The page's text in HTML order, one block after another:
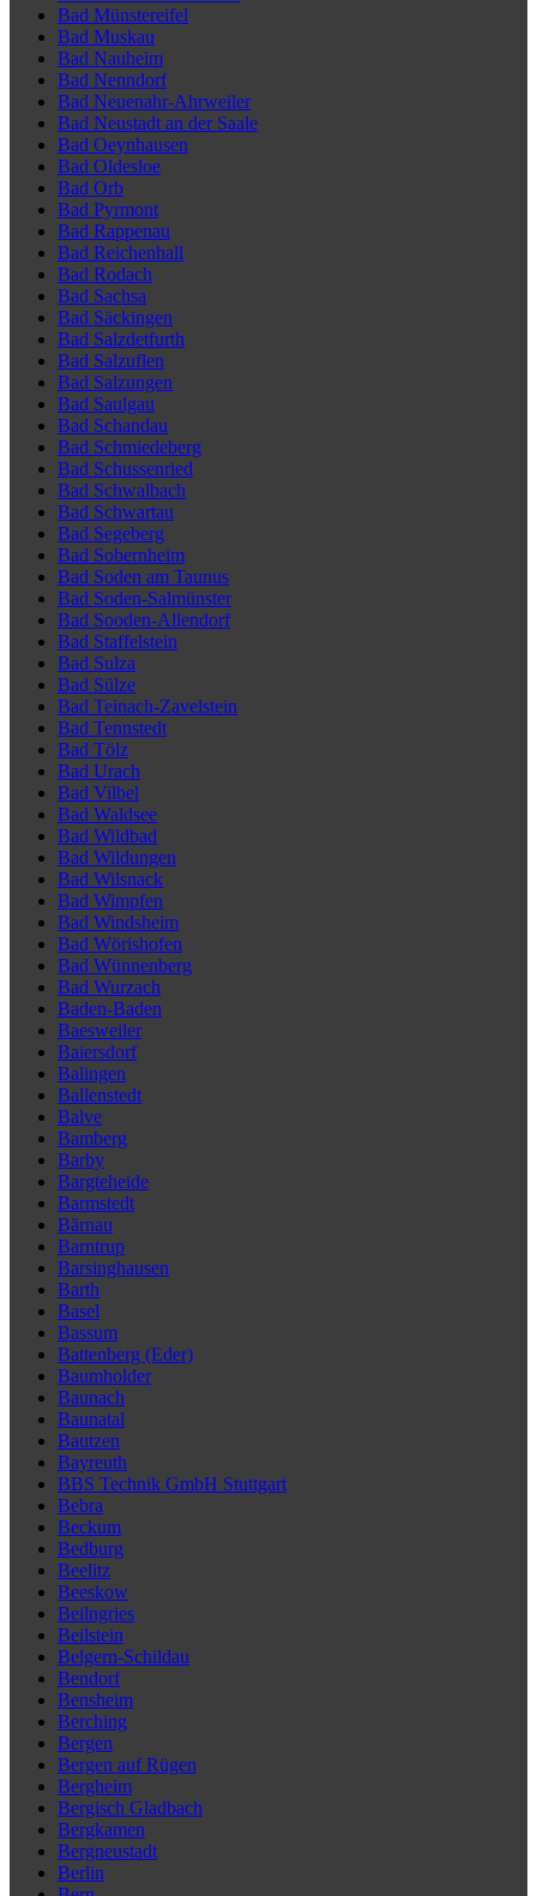
Bad Münstereifel
Bad Muskau
Bad Nauheim
Bad Nenndorf
Bad Neuenahr-Ahrweiler
Bad Neustadt an der Saale
Bad Oeynhausen
Bad Oldesloe
Bad Orb
Bad Pyrmont
Bad Rappenau
Bad Reichenhall
Bad Rodach
Bad Sachsa
Bad Säckingen
Bad Salzdetfurth
Bad Salzuflen
Bad Salzungen
Bad Saulgau
Bad Schandau
Bad Schmiedeberg
Bad Schussenried
Bad Schwalbach
Bad Schwartau
Bad Segeberg
Bad Sobernheim
Bad Soden am Taunus
Bad Soden-Salmünster
Bad Sooden-Allendorf
Bad Staffelstein
Bad Sulza
Bad Sülze
Bad Teinach-Zavelstein
Bad Tennstedt
Bad Tölz
Bad Urach
Bad Vilbel
Bad Waldsee
Bad Wildbad
Bad Wildungen
Bad Wilsnack
Bad Wimpfen
Bad Windsheim
Bad Wörishofen
Bad Wünnenberg
Bad Wurzach
Baden-Baden
Baesweiler
Baiersdorf
Balingen
Ballenstedt
Balve
Bamberg
Barby
Bargteheide
Barmstedt
Bärnau
Barntrup
Barsinghausen
Barth
Basel
Bassum
Battenberg (Eder)
Baumholder
Baunach
Baunatal
Bautzen
Bayreuth
BBS Technik GmbH Stuttgart
Bebra
Beckum
Bedburg
Beelitz
Beeskow
Beilngries
Beilstein
Belgern-Schildau
Bendorf
Bensheim
Berching
Bergen
Bergen auf Rügen
Bergheim
Bergisch Gladbach
Bergkamen
Bergneustadt
Berlin